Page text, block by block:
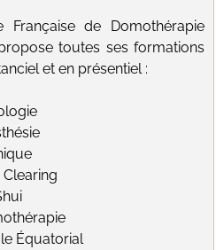
Française de Domothérapie
toutes ses formations
et en présentiel :
Équatorial